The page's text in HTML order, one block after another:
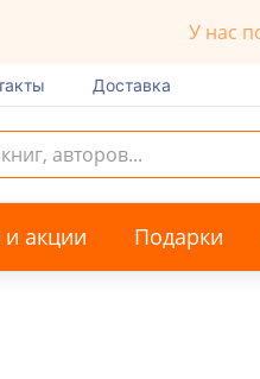
У нас
Доставка
и акции Подарки